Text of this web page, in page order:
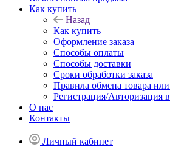
Как купить
Назад
Как купить
Оформление заказа
Способы оплаты
Способы доставки
Сроки обработки заказа
Правила обмена товара
Регистрация/Авторизация
О нас
Контакты
Личный кабинет